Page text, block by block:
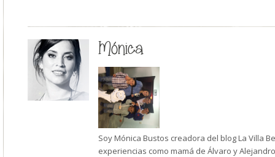
Mónica
Soy Mónica Bustos creadora del blog La Villa
experiencias como mamá de Álvaro y